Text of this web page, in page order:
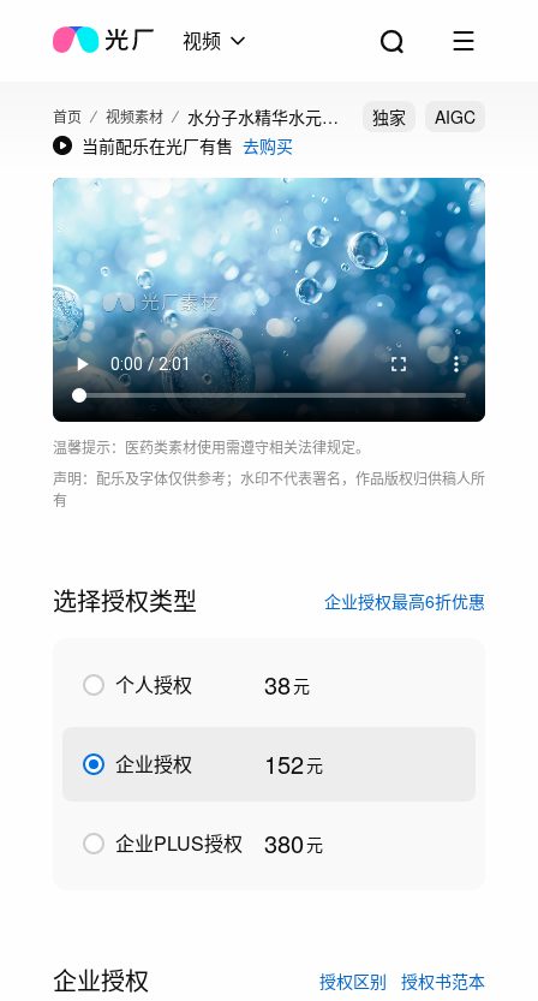
视频
首页 视频素材
水分子水精华水元素
水H2O护肤精华精华
液
独家
AIGC
当前配乐在光厂有售 去购买
温馨提示：医药类素材使用需遵守相关法律规定。
声明：配乐及字体仅供参考；水印不代表署名，作品版权归供稿人所
有
选择授权类型 企业授权最高6折优惠
个人授权 38元
企业授权 152元
企业PLUS授权 380元
企业授权 授权区别 授权书范本